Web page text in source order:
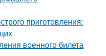
приготовления:
военного билета